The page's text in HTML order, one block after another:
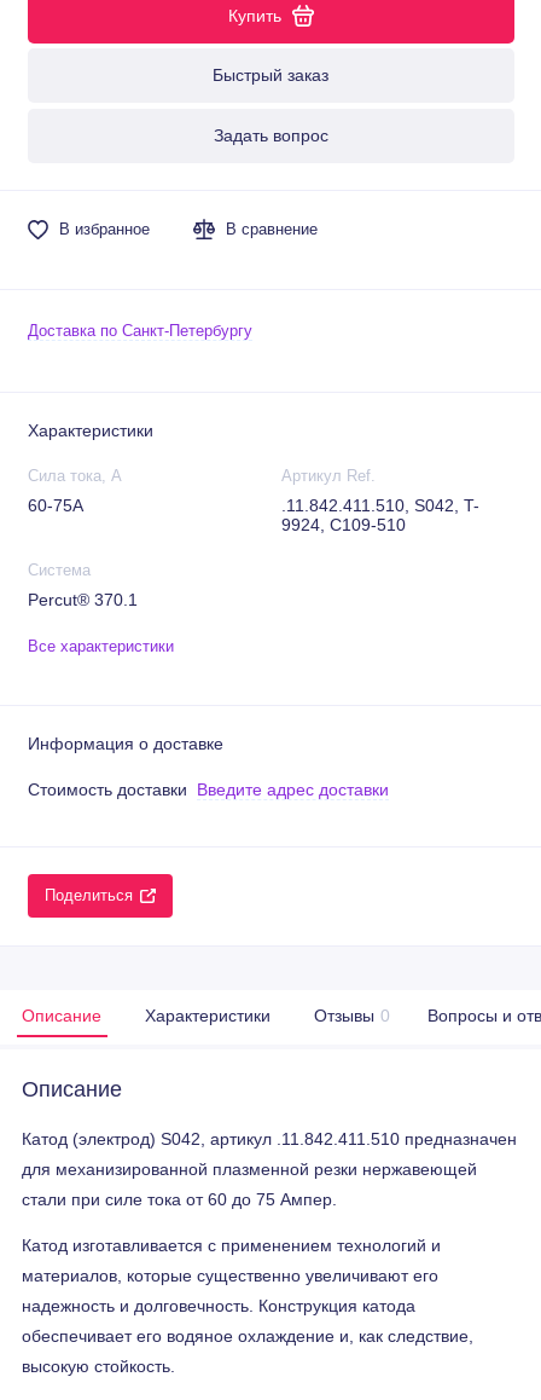
Купить
Быстрый заказ
Задать вопрос
В избранное В сравнение
Доставка по Санкт-Петербургу
Характеристики
Сила тока, А
60-75А
Артикул Ref.
.11.842.411.510, S042, T-
9924, C109-510
Система
Percut® 370.1
Все характеристики
Информация о доставке
Стоимость доставки Введите адрес доставки
Поделиться
Описание Характеристики Отзывы 0 Вопросы и
Описание
Катод (электрод) S042, артикул .11.842.411.510 предназначен
для механизированной плазменной резки нержавеющей
стали при силе тока от 60 до 75 Ампер.
Катод изготавливается с применением технологий и
материалов, которые существенно увеличивают его
надежность и долговечность. Конструкция катода
обеспечивает его водяное охлаждение и, как следствие,
высокую стойкость.